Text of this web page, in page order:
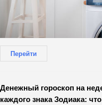
Перейти
Денежный гороскоп на
каждого знака Зодиака: